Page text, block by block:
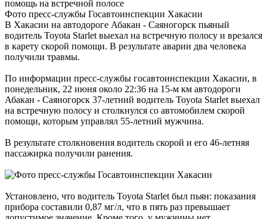
Фото пресс-службы Госавтоинспекции Хакасии
В Хакасии на автодороге Абакан - Саяногорск пьяный
водитель Toyota Starlet выехал на встречную полосу и врезался
в карету скорой помощи. В результате аварии два человека
получили травмы.
По информации пресс-службы госавтоинспекции Хакасии, в
понедельник, 22 июня около 22:36 на 15‑м км автодороги
Абакан - Саяногорск 37‑летний водитель Toyota Starlet выехал
на встречную полосу и столкнулся со автомобилем скорой
помощи, которым управлял 55-летний мужчина.
В результате столкновения водитель скорой и его 46-летняя
пассажирка получили ранения.
Установлено, что водитель Toyota Starlet был пьян: показания
прибора составили 0,87 мг/л, что в пять раз превышает